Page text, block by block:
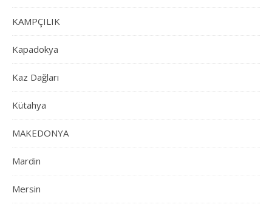
KAMPÇILIK
Kapadokya
Kaz Dağları
Kütahya
MAKEDONYA
Mardin
Mersin